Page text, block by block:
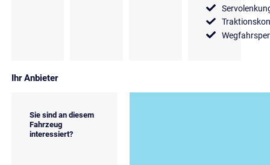
Ihr Anbieter
Sie sind an diesem
Fahrzeug
interessiert?